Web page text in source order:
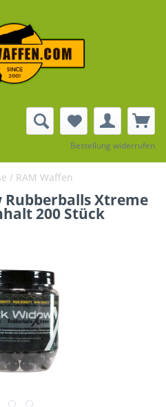
Bestellung widerrufen
/ RAM Waffen
Rubberballs Xtreme
200 Stück